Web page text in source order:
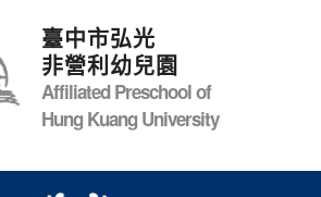
臺中市弘光
非營利幼兒園
Affiliated Preschool of
Hung Kuang University